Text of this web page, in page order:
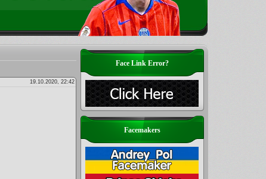
19.10.2020, 22:42
Face Link Error?
Facemakers